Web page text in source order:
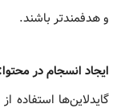
و هدفمندتر باشند.
ایجاد انسجام در محتوا:
گایدلاین‌ها استفاده